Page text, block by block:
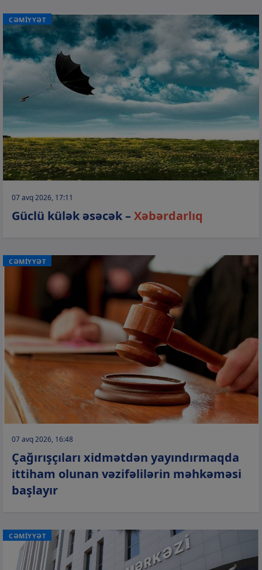
CƏMİYYƏT
07 avq 2026, 17:11
Güclü külək əsəcək –Xəbərdarlıq
CƏMİYYƏT
07 avq 2026, 16:48
Çağırışçıları xidmətdən yayındırmaqda
ittiham olunan vəzifəlilərin məhkəməsi
başlayır
CƏMİYYƏT